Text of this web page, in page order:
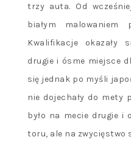
trzy auta. Od
białym malowaniem
Kwalifikacje okazały
drugie i ósme miejsce
się jednak po myśli
nie dojechały do mety
było na mecie drugie i
toru, ale na zwycięstwo